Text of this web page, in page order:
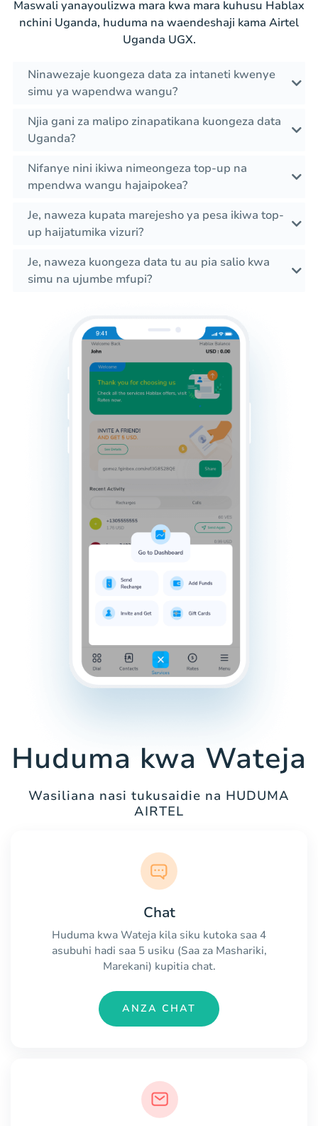
Maswali yanayoulizwa mara kwa mara kuhusu Hablax
nchini Uganda, huduma na waendeshaji kama Airtel
Uganda UGX.
Ninawezaje kuongeza data za intaneti kwenye
simu ya wapendwa wangu?
Njia gani za malipo zinapatikana kuongeza data
Uganda?
Nifanye nini ikiwa nimeongeza top-up na
mpendwa wangu hajaipokea?
Je, naweza kupata marejesho ya pesa ikiwa top-
up haijatumika vizuri?
Je, naweza kuongeza data tu au pia salio kwa
simu na ujumbe mfupi?
Huduma kwa Wateja
Wasiliana nasi tukusaidie na HUDUMA
AIRTEL
Chat
Huduma kwa Wateja kila siku kutoka saa 4
asubuhi hadi saa 5 usiku (Saa za Mashariki,
Marekani) kupitia chat.
ANZA CHAT